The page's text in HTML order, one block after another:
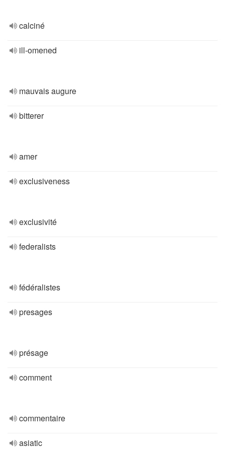
calciné
ill-omened
mauvais augure
bitterer
amer
exclusiveness
exclusivité
federalists
fédéralistes
presages
présage
comment
commentaire
asiatic